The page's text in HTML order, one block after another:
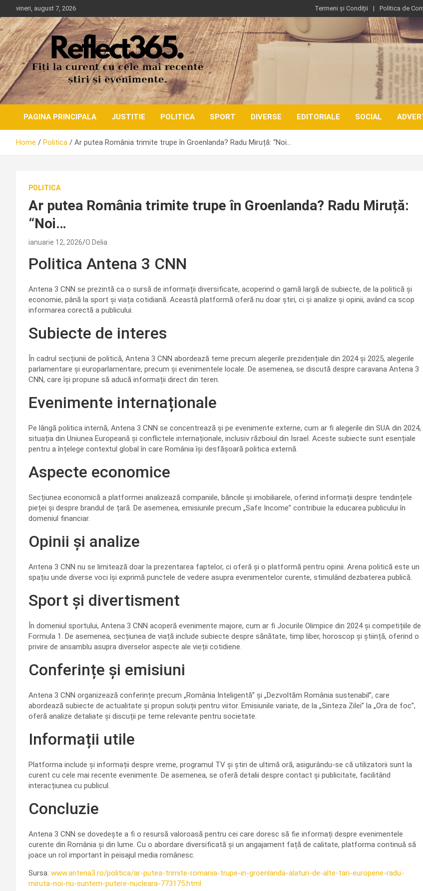
to
content
vineri, august 7, 2026 Termeni și Condiții Politica de
PAGINA PRINCIPALA JUSTITIE POLITICA SPORT DIVERSE EDITORIALE SOCIAL
Home Politica Ar putea România trimite trupe în Groenlanda? Radu Miruță: “Noi…
POLITICA
Ar putea România trimite trupe în Groenlanda? Radu Miruță:
“Noi…
ianuarie 12, 2026 O Delia
Politica Antena 3 CNN
Antena 3 CNN se prezintă ca o sursă de informații diversificate, acoperind o gamă largă de subiecte, de la politică și
economie, până la sport și viața cotidiană. Această platformă oferă nu doar știri, ci și analize și opinii, având ca scop
informarea corectă a publicului.
Subiecte de interes
În cadrul secțiunii de politică, Antena 3 CNN abordează teme precum alegerile prezidențiale din 2024 și 2025, alegerile
parlamentare și europarlamentare, precum și evenimentele locale. De asemenea, se discută despre caravana Antena 3
CNN, care își propune să aducă informații direct din teren.
Evenimente internaționale
Pe lângă politica internă, Antena 3 CNN se concentrează și pe evenimente externe, cum ar fi alegerile din SUA din 2024,
situația din Uniunea Europeană și conflictele internaționale, inclusiv războiul din Israel. Aceste subiecte sunt esențiale
pentru a înțelege contextul global în care România își desfășoară politica externă.
Aspecte economice
Secțiunea economică a platformei analizează companiile, băncile și imobiliarele, oferind informații despre tendințele
pieței și despre brandul de țară. De asemenea, emisiunile precum „Safe Income” contribuie la educarea publicului în
domeniul financiar.
Opinii și analize
Antena 3 CNN nu se limitează doar la prezentarea faptelor, ci oferă și o platformă pentru opinii. Arena politică este un
spațiu unde diverse voci își exprimă punctele de vedere asupra evenimentelor curente, stimulând dezbaterea publică.
Sport și divertisment
În domeniul sportului, Antena 3 CNN acoperă evenimente majore, cum ar fi Jocurile Olimpice din 2024 și competițiile de
Formula 1. De asemenea, secțiunea de viață include subiecte despre sănătate, timp liber, horoscop și știință, oferind o
privire de ansamblu asupra diverselor aspecte ale vieții cotidiene.
Conferințe și emisiuni
Antena 3 CNN organizează conferințe precum „România Inteligentă” și „Dezvoltăm România sustenabil”, care
abordează subiecte de actualitate și propun soluții pentru viitor. Emisiunile variate, de la „Sinteza Zilei” la „Ora de foc”,
oferă analize detaliate și discuții pe teme relevante pentru societate.
Informații utile
Platforma include și informații despre vreme, programul TV și știri de ultimă oră, asigurându-se că utilizatorii sunt la
curent cu cele mai recente evenimente. De asemenea, se oferă detalii despre contact și publicitate, facilitând
interacțiunea cu publicul.
Concluzie
Antena 3 CNN se dovedește a fi o resursă valoroasă pentru cei care doresc să fie informați despre evenimentele
curente din România și din lume. Cu o abordare diversificată și un angajament față de calitate, platforma continuă să
joace un rol important în peisajul media românesc.
Sursa: www.antena3.ro/politica/ar-putea-trimite-romania-trupe-in-groenlanda-alaturi-de-alte-tari-europene-radu-
miruta-noi-nu-suntem-putere-nucleara-773175.html